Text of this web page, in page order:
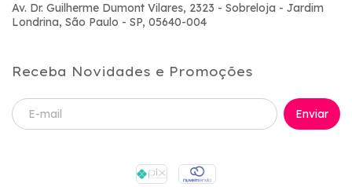
Av. Dr. Guilherme Dumont Vilares, 2323 - Sobreloja - Jardim
Londrina, São Paulo - SP, 05640-004
Receba Novidades e Promoções